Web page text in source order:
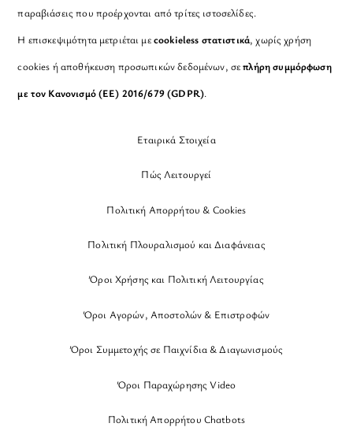
παραβιάσεις που προέρχονται από τρίτες ιστοσελίδες.
Η επισκεψιμότητα μετριέται μεcookieless στατιστικά, χωρίς χρήση
cookies ή αποθήκευση προσωπικών δεδομένων, σεπλήρη συμμόρφωση
με τον Κανονισμό (ΕΕ) 2016/679 (GDPR).
Εταιρικά Στοιχεία
Πώς Λειτουργεί
Πολιτική Απορρήτου & Cookies
Πολιτική Πλουραλισμού και Διαφάνειας
Όροι Χρήσης και Πολιτική Λειτουργίας
Όροι Αγορών, Αποστολών & Επιστροφών
Όροι Συμμετοχής σε Παιχνίδια & Διαγωνισμούς
Όροι Παραχώρησης Video
Πολιτική Απορρήτου Chatbots